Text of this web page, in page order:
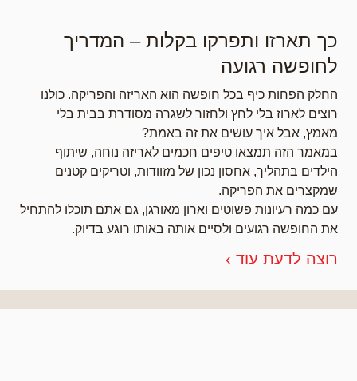
כך תארזו ותפרקו בקלות – המדריך
לחופשה רגועה
החלק הפחות כיף בכל חופשה הוא האריזה והפריקה. כולנו
רוצים לארוז בלי לחץ ולחזור לשגרה מסודרת בבית בלי
מאמץ, אבל איך עושים את זה באמת?
במאמר הזה תמצאו טיפים חכמים לאריזה נוחה, שיתוף
הילדים בתהליך, אחסון נכון של מזוודות, וטריקים קטנים
שמקצרים את הפריקה.
עם כמה רעיונות פשוטים וארון מאורגן, גם אתם תוכלו להתחיל
את החופשה רגועים ולסיים אותה באותו רוגע בדיוק.
רוצה לדעת עוד ›